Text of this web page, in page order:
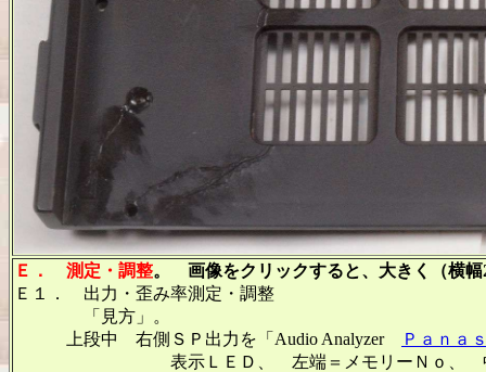
Ｅ． 測定・調整。 画像をクリックすると、大きく（横幅
Ｅ１． 出力・歪み率測定・調整
「見方」。
上段中 右側ＳＰ出力を「Audio Analyzer
Ｐａｎａ
表示ＬＥＤ、 左端＝メモリーＮｏ、 中左＝周